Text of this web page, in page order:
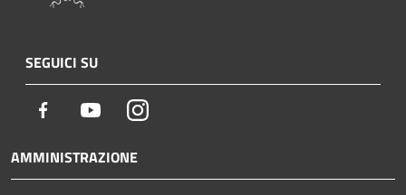
SEGUICI SU
Facebook YoutubeInstagram
AMMINISTRAZIONE